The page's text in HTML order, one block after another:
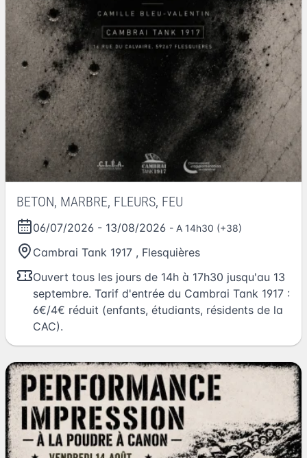
BETON, MARBRE, FLEURS, FEU
06/07/2026 - 13/08/2026 - A 14h30 (+38)
Cambrai Tank 1917 , Flesquières
Ouvert tous les jours de 14h à 17h30 jusqu'au 13
septembre. Tarif d'entrée du Cambrai Tank 1917 :
6€/4€ réduit (enfants, étudiants, résidents de la
CAC).